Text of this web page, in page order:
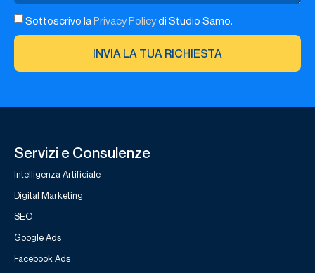
Sottoscrivo laPrivacy Policydi Studio Samo.
INVIA LA TUA RICHIESTA
Servizi e Consulenze
Intelligenza Artificiale
Digital Marketing
SEO
Google Ads
Facebook Ads